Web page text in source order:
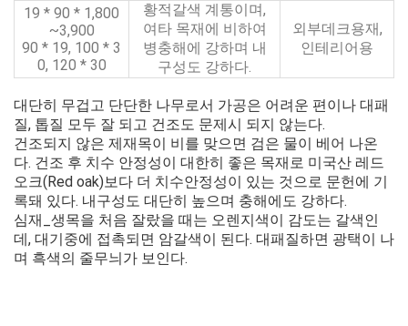
19 * 90 * 1,800
~3,900
90 * 19, 100 * 3
0, 120 * 30
황적갈색 계통이며,
여타 목재에 비하여
병충해에 강하며 내
구성도 강하다.
외부데크용재,
인테리어용
대단히 무겁고 단단한 나무로서 가공은 어려운 편이나 대패
질, 톱질 모두 잘 되고 건조도 문제시 되지 않는다.
건조되지 않은 제재목이 비를 맞으면 검은 물이 베어 나온
다. 건조 후 치수 안정성이 대한히 좋은 목재로 미국산 레드
오크(Red oak)보다 더 치수안정성이 있는 것으로 문헌에 기
록돼 있다. 내구성도 대단히 높으며 충해에도 강하다.
심재_생목을 처음 잘랐을 때는 오렌지색이 감도는 갈색인
데, 대기중에 접촉되면 암갈색이 된다. 대패질하면 광택이 나
며 흑색의 줄무늬가 보인다.